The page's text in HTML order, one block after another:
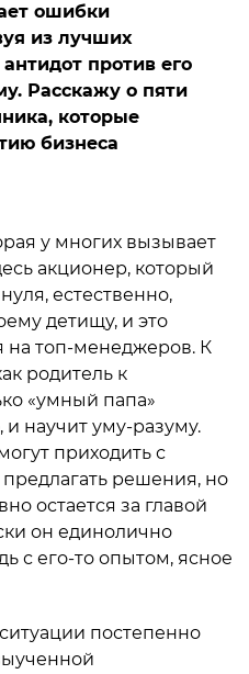
ошибки
из лучших
против его
Расскажу о пяти
которые
бизнеса
у многих вызывает
акционер, который
естественно,
детищу, и это
на топ-менеджеров. К
родитель к
«умный папа»
и научит уму-разуму.
приходить с
решения, но
остается за главой
он единолично
с его-то опытом, ясное
постепенно